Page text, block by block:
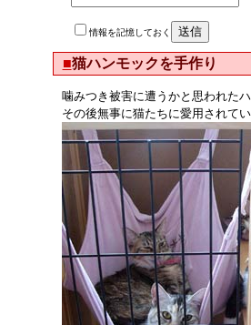
情報を記憶しておく
■猫ハンモックを手作り
噛みつき被害に遭うかと思われた
その後無事に猫たちに愛用されてい